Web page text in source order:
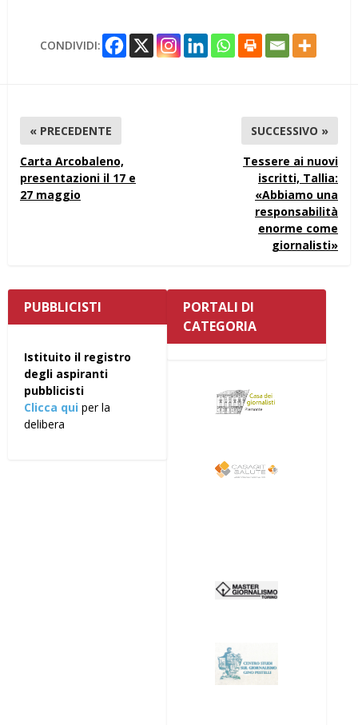
CONDIVIDI:
« PRECEDENTE
Carta Arcobaleno,
presentazioni il 17 e
27 maggio
SUCCESSIVO »
Tessere ai nuovi
iscritti, Tallia:
«Abbiamo una
responsabilità
enorme come
giornalisti»
PUBBLICISTI
Istituito il registro
degli aspiranti
pubblicisti
Clicca qui per la
delibera
PORTALI DI
CATEGORIA